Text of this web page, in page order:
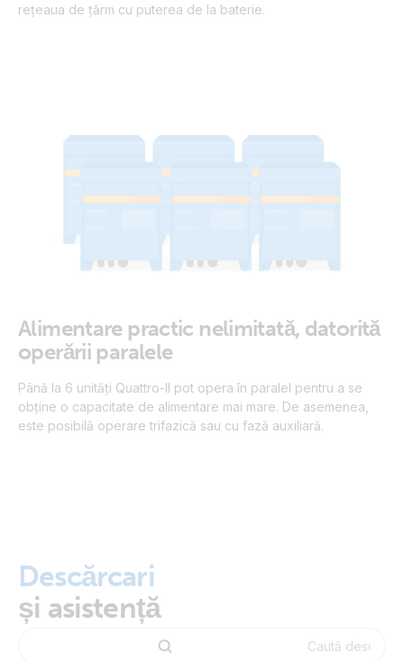
rețeaua de țărm cu puterea de la baterie.
Alimentare practic nelimitată, datorită
operării paralele
Până la 6 unități Quattro-II pot opera în paralel pentru a se
obține o capacitate de alimentare mai mare. De asemenea,
este posibilă operare trifazică sau cu fază auxiliară.
Descărcari
și asistență